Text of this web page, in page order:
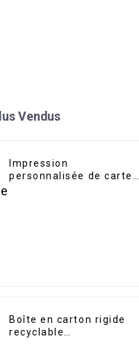
Vendus
Impression
personnalisée de cartes
Boîte en carton rigide
recyclable